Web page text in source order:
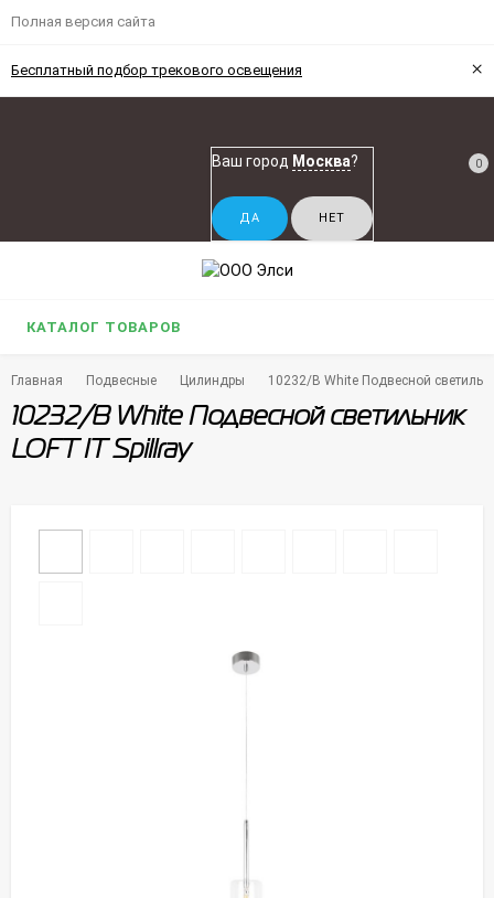
Полная версия сайта
Бесплатный подбор трекового освещения ×
Ваш город Москва? 0
КАТАЛОГ ТОВАРОВ
Главная Подвесные Цилиндры 10232/B White Подвесной
10232/B White Подвесной светильник
LOFT IT Spillray